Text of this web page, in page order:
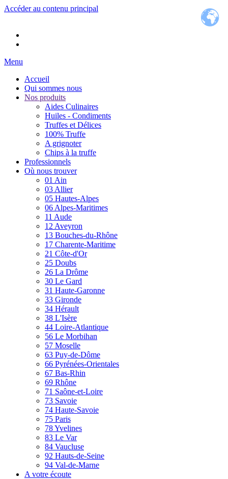
Accéder au contenu principal
Menu
Accueil
Qui sommes nous
Nos produits
Aides Culinaires
Huiles - Condiments
Truffes et Délices
100% Truffe
A grignoter
Chips à la truffe
Professionnels
Où nous trouver
01 Ain
03 Allier
05 Hautes-Alpes
06 Alpes-Maritimes
11 Aude
12 Aveyron
13 Bouches-du-Rhône
17 Charente-Maritime
21 Côte-d'Or
25 Doubs
26 La Drôme
30 Le Gard
31 Haute-Garonne
33 Gironde
34 Hérault
38 L'Isère
44 Loire-Atlantique
56 Le Morbihan
57 Moselle
63 Puy-de-Dôme
66 Pyrénées-Orientales
67 Bas-Rhin
69 Rhône
71 Saône-et-Loire
73 Savoie
74 Haute-Savoie
75 Paris
78 Yvelines
83 Le Var
84 Vaucluse
92 Hauts-de-Seine
94 Val-de-Marne
A votre écoute